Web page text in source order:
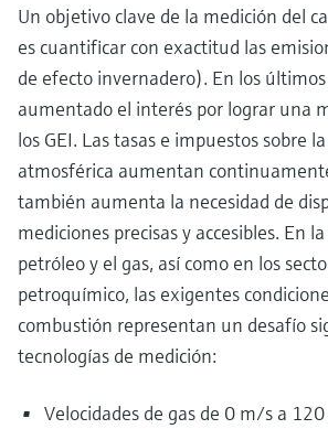
Un objetivo clave de la medición del
es cuantificar con exactitud las
de efecto invernadero). En los
aumentado el interés por lograr una
los GEI. Las tasas e impuestos sobre
atmosférica aumentan
también aumenta la necesidad de
mediciones precisas y accesibles. En
petróleo y el gas, así como en los
petroquímico, las exigentes
combustión representan un desafío
tecnologías de medición:
Velocidades de gas de 0 m/s a